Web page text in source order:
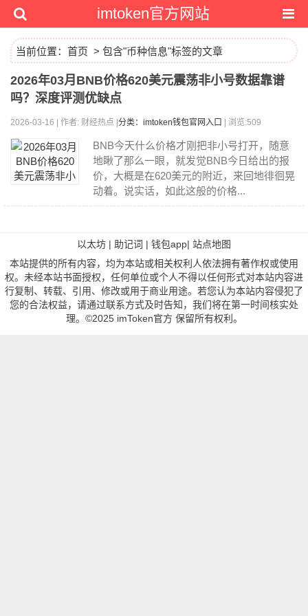
imtoken官方网站
当前位置： 首页 > 包含"币种信息"标签的文章
2026年03月BNB价格620美元震荡非小号数据靠谱
吗？深度评测优缺点
2026-03-16 | 作者: 财经热点 | 分类：imtoken钱包官网入口 | 浏览:509
BNB今天什么价格才刚把非小号打开，随意
地瞅了那么一眼，就发觉BNB今日给出的报
价，大概是在620美元的附近，来回地徘徊晃
动着。说实话，如此这般的价格...
以太坊 | 助记词 | 钱包app| 站点地图
本站提供的所有内容，均为本站或相关权利人依法拥有著作权或使用
权。未经本站书面授权，任何单位或个人不得以任何形式对本站内容进
行复制、转载、引用、修改或用于商业用途。若您认为本站内容侵犯了
您的合法权益，请通过联系方式及时告知，我们将在第一时间核实处
理。©2025 imToken官方 保留所有权利。